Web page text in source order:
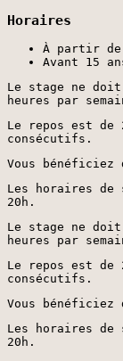
Horaires
À partir de
Avant 15
Le stage ne
heures par
Le repos est
consécutifs.
Vous bénéficiez
Les horaires de
20h.
Le stage ne
heures par
Le repos est
consécutifs.
Vous bénéficiez
Les horaires de
20h.